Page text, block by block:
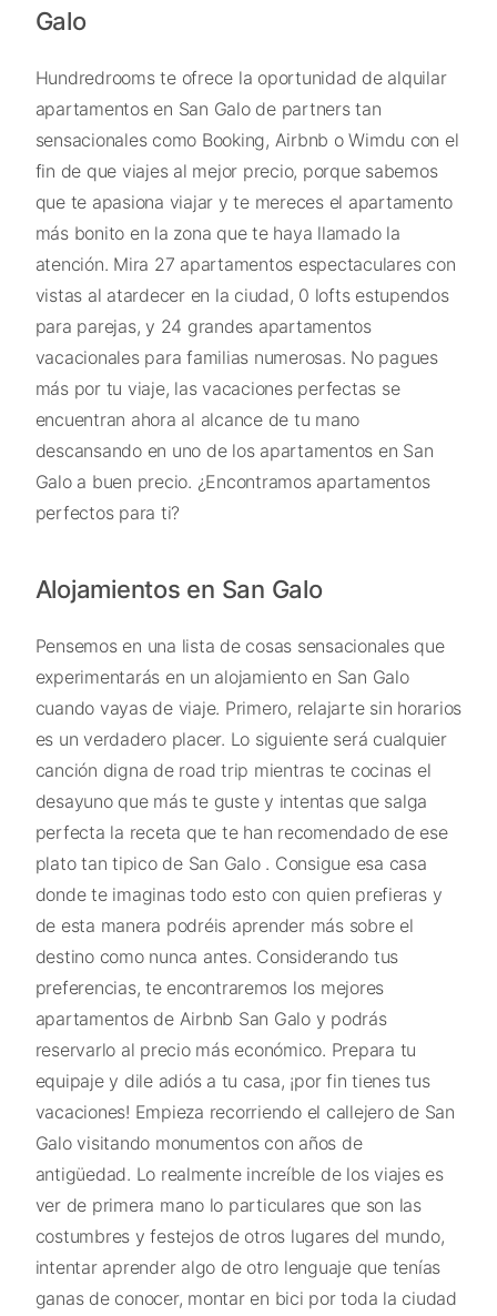
Galo
Hundredrooms te ofrece la oportunidad de alquilar
apartamentos en San Galo de partners tan
sensacionales como Booking, Airbnb o Wimdu con el
fin de que viajes al mejor precio, porque sabemos
que te apasiona viajar y te mereces el apartamento
más bonito en la zona que te haya llamado la
atención. Mira 27 apartamentos espectaculares con
vistas al atardecer en la ciudad, 0 lofts estupendos
para parejas, y 24 grandes apartamentos
vacacionales para familias numerosas. No pagues
más por tu viaje, las vacaciones perfectas se
encuentran ahora al alcance de tu mano
descansando en uno de los apartamentos en San
Galo a buen precio. ¿Encontramos apartamentos
perfectos para ti?
Alojamientos en San Galo
Pensemos en una lista de cosas sensacionales que
experimentarás en un alojamiento en San Galo
cuando vayas de viaje. Primero, relajarte sin horarios
es un verdadero placer. Lo siguiente será cualquier
canción digna de road trip mientras te cocinas el
desayuno que más te guste y intentas que salga
perfecta la receta que te han recomendado de ese
plato tan tipico de San Galo . Consigue esa casa
donde te imaginas todo esto con quien prefieras y
de esta manera podréis aprender más sobre el
destino como nunca antes. Considerando tus
preferencias, te encontraremos los mejores
apartamentos de Airbnb San Galo y podrás
reservarlo al precio más económico. Prepara tu
equipaje y dile adiós a tu casa, ¡por fin tienes tus
vacaciones! Empieza recorriendo el callejero de San
Galo visitando monumentos con años de
antigüedad. Lo realmente increíble de los viajes es
ver de primera mano lo particulares que son las
costumbres y festejos de otros lugares del mundo,
intentar aprender algo de otro lenguaje que tenías
ganas de conocer, montar en bici por toda la ciudad